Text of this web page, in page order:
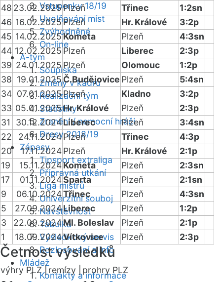
Vstupenky 18/19
Uvolňování míst
Zvýhodněné
On-line
A-tým
Soupiska
Změny v kádru
Realizační tým
Statistiky
Zranění / nemocní hráči
Dresy 2018/19
Zápasy
Tipsport extraliga
Přípravná utkání
Liga mistrů
Univerzitní souboj
Návštěvnost
Tabulka
Výsledkový servis
Rozlosování a info
Mládež
Kontakty a informace
48 23.02.2025Plzeň Třinec
1:2sn
46 16.02.2025 Plzeň Hr. Králové
3:2p
45 14.02.2025Kometa Plzeň
4:3sn
44 12.02.2025 Plzeň Liberec
2:3p
39 24.01.2025Plzeň Olomouc
1:2p
38 19.01.2025Č.Budějovice Plzeň
5:4sn
34 07.01.2025Plzeň Kladno
3:2p
33 05.01.2025Hr. Králové Plzeň
2:3p
31
30.12.2024Liberec Plzeň
3:4sn
22
24.11.2024Plzeň Třinec
4:3p
20
17.11.2024Plzeň Hr. Králové
2:1p
19
15.11.2024Kometa Plzeň
2:3sn
17
01.11.2024Sparta Plzeň
2:1sn
9
06.10.2024Třinec Plzeň
4:3sn
5
27.09.2024Liberec Plzeň
1:2p
3
22.09.2024Ml. Boleslav Plzeň
2:1p
1
18.09.2024Vítkovice Plzeň 2:3p
Četnost výsledků
výhry PLZ | remízy |
prohry PLZ